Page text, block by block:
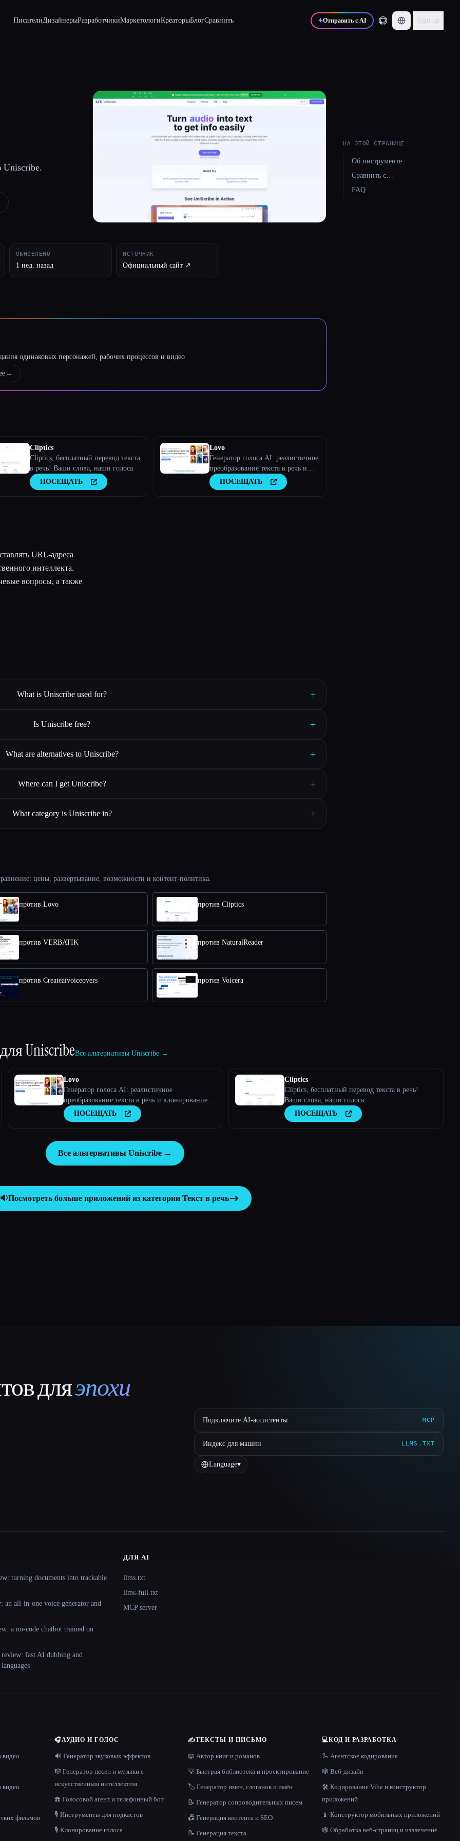
ПисателиДизайнерыРазработчикиМаркетологиКреаторыБлогСравнить ✦Отправить с AI Sign up
Uniscribe.
ОБНОВЛЕНО
1 нед. назад
ИСТОЧНИК
Официальный сайт ↗︎
одинаковых персонажей, рабочих процессов и видео
→
Cliptics
Cliptics, бесплатный перевод текста
в речь! Ваши слова, наши голоса.
ПОСЕЩАТЬ
Lovo
Генератор голоса AI: реалистичное
преобразование текста в речь и
клонирование голоса
ПОСЕЩАТЬ
URL-адреса
интеллекта.
вопросы, а также
What is Uniscribe used for? +
Is Uniscribe free? +
What are alternatives to Uniscribe? +
Where can I get Uniscribe? +
What category is Uniscribe in? +
цены, развертывание, возможности и контент-политика.
против Lovo против Cliptics
против VERBATIK против NaturalReader
против Createaivoiceovers против Voicera
НА ЭТОЙ СТРАНИЦЕ
Об инструменте
Сравнить с…
FAQ
UniscribeВсе альтернативы Uniscribe →
Lovo
Генератор голоса AI: реалистичное
преобразование текста в речь и клонирование
голосаПОСЕЩАТЬ
Cliptics
Cliptics, бесплатный перевод текста в речь!
Ваши слова, наши голоса.
ПОСЕЩАТЬ
Все альтернативы Uniscribe →
Посмотреть больше приложений из категории Текст в речь
дляэпохи
Подключите AI-ассистенты MCP
Индекс для машин LLMS.TXT
Language▾
turning documents into trackable
an all-in-one voice generator and
a no-code chatbot trained on
fast AI dubbing and
ДЛЯ AI
llms.txt
llms-full.txt
MCP server
видео
видео
фильмов
🎧АУДИО И ГОЛОС
🔊 Генератор звуковых эффектов
🎼 Генератор песен и музыки с
искусственным интеллектом
☎️ Голосовой агент и телефонный бот
🎙️ Инструменты для подкастов
🎙️ Клонирование голоса
✍️ТЕКСТЫ И ПИСЬМО
📖 Автор книг и романов
💡 Быстрая библиотека и проектирование
🏷️ Генератор имен, слоганов и имён
📝 Генератор сопроводительных писем
📠 Генерация контента и SEO
📝 Генерация текста
💻КОД И РАЗРАБОТКА
🦾 Агентское кодирование
🕸 Веб-дизайн
🛠️ Кодирование Vibe и конструктор
приложений
📱 Конструктор мобильных приложений
🕸️ Обработка веб-страниц и извлечение